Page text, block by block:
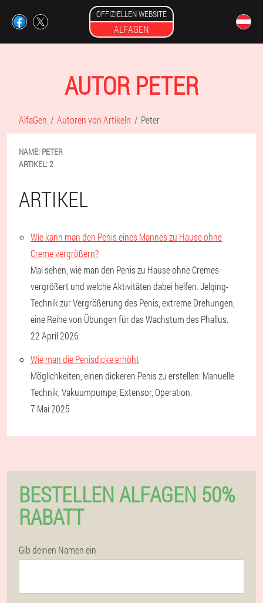
OFFIZIELLEN WEBSITE
ALFAGEN
AUTOR PETER
AlfaGen Autoren von Artikeln Peter
NAME: PETER
ARTIKEL:2
ARTIKEL
Wie kann man den Penis eines Mannes zu Hause ohne
Creme vergrößern?
Mal sehen, wie man den Penis zu Hause ohne Cremes
vergrößert und welche Aktivitäten dabei helfen. Jelqing-
Technik zur Vergrößerung des Penis, extreme Drehungen,
eine Reihe von Übungen für das Wachstum des Phallus.
22 April 2026
Wie man die Penisdicke erhöht
Möglichkeiten, einen dickeren Penis zu erstellen: Manuelle
Technik, Vakuumpumpe, Extensor, Operation.
7 Mai 2025
BESTELLEN ALFAGEN 50%
RABATT
Gib deinen Namen ein